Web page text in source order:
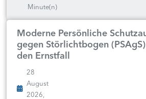
Minute(n)
Moderne Persönliche
gegen Störlichtbogen
den Ernstfall
28
August
2026,